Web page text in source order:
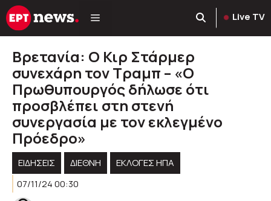
Μετάβαση
σε
Live TV
Βρετανία: O Κιρ Στάρμερ
συνεχάρη τον Τραμπ – «Ο
Πρωθυπουργός δήλωσε ότι
προσβλέπει στη στενή
συνεργασία με τον εκλεγμένο
Πρόεδρο»
ΕΙΔΗΣΕΙΣ ΔΙΕΘΝΗ
ΕΚΛΟΓΈΣ ΗΠΑ
07/11/24 00:30